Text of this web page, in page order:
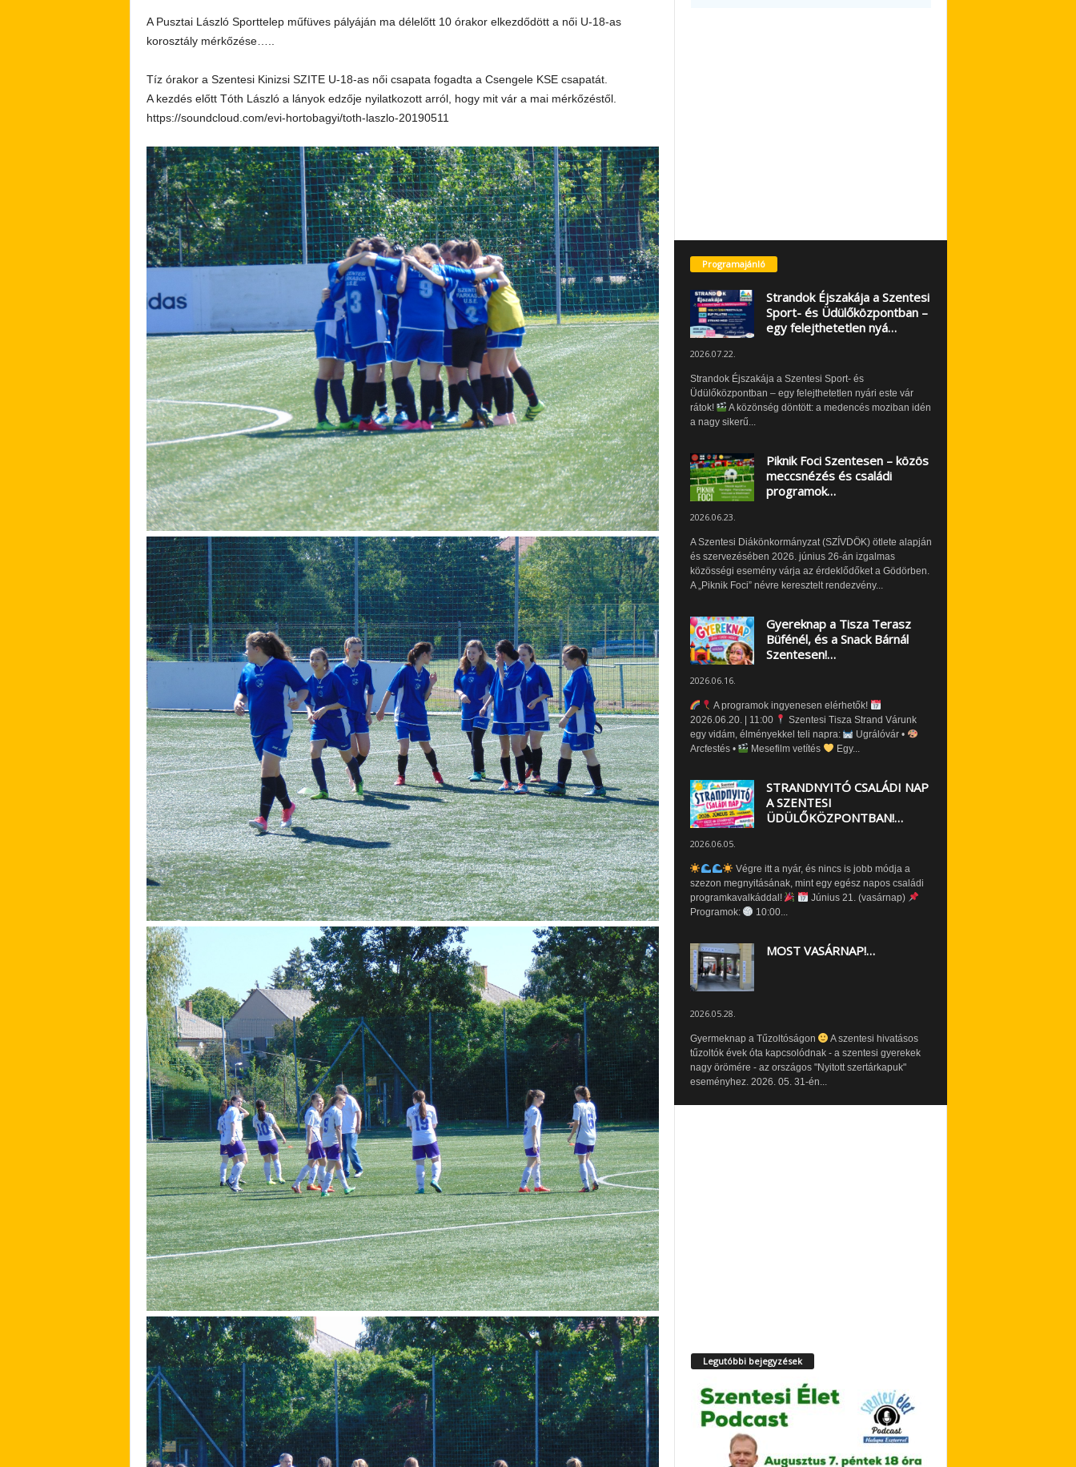
A Pusztai László Sporttelep műfüves pályáján ma délelőtt 10 órakor elkezdődött a női U-18-as
korosztály mérkőzése…..
Tíz órakor a Szentesi Kinizsi SZITE U-18-as női csapata fogadta a Csengele KSE csapatát.
A kezdés előtt Tóth László a lányok edzője nyilatkozott arról, hogy mit vár a mai mérkőzéstől.
https://soundcloud.com/evi-hortobagyi/toth-laszlo-20190511
Programajánló
Strandok Éjszakája a Szentesi
Sport- és Üdülőközpontban –
egy felejthetetlen nyá…
2026.07.22.
Strandok Éjszakája a Szentesi Sport- és
Üdülőközpontban – egy felejthetetlen nyári este vár
rátok!
A közönség döntött: a medencés moziban idén
a nagy sikerű...
Piknik Foci Szentesen – közös
meccsnézés és családi
programok…
2026.06.23.
A Szentesi Diákönkormányzat (SZÍVDÖK) ötlete alapján
és szervezésében 2026. június 26-án izgalmas
közösségi esemény várja az érdeklődőket a Gödörben.
A „Piknik Foci” névre keresztelt rendezvény...
Gyereknap a Tisza Terasz
Büfénél, és a Snack Bárnál
Szentesen!…
2026.06.16.
A programok ingyenesen elérhetők!
2026.06.20. | 11:00
Szentesi Tisza Strand Várunk
egy vidám, élményekkel teli napra:
Ugrálóvár •
Arcfestés •
Mesefilm vetítés Egy...
STRANDNYITÓ CSALÁDI NAP
A SZENTESI
ÜDÜLŐKÖZPONTBAN!…
2026.06.05.
Végre itt a nyár, és nincs is jobb módja a
szezon megnyitásának, mint egy egész napos családi
programkavalkáddal!
Június 21. (vasárnap)
Programok:
10:00...
MOST VASÁRNAP!…
2026.05.28.
Gyermeknap a Tűzoltóságon
A szentesi hivatásos
tűzoltók évek óta kapcsolódnak - a szentesi gyerekek
nagy örömére - az országos "Nyitott szertárkapuk"
eseményhez. 2026. 05. 31-én...
Legutóbbi bejegyzések